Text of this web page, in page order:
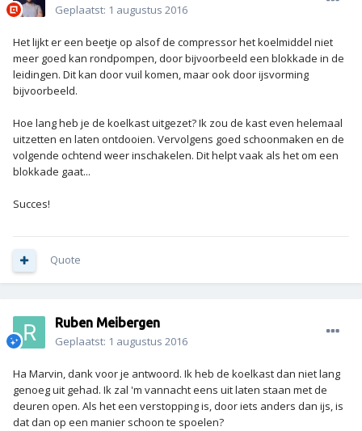
Geplaatst: 1 augustus 2016
Het lijkt er een beetje op alsof de compressor het koelmiddel niet
meer goed kan rondpompen, door bijvoorbeeld een blokkade in de
leidingen. Dit kan door vuil komen, maar ook door ijsvorming
bijvoorbeeld.
Hoe lang heb je de koelkast uitgezet? Ik zou de kast even helemaal
uitzetten en laten ontdooien. Vervolgens goed schoonmaken en de
volgende ochtend weer inschakelen. Dit helpt vaak als het om een
blokkade gaat...
Succes!
Quote
Ruben Meibergen
Geplaatst: 1 augustus 2016
Ha Marvin, dank voor je antwoord. Ik heb de koelkast dan niet lang
genoeg uit gehad. Ik zal 'm vannacht eens uit laten staan met de
deuren open. Als het een verstopping is, door iets anders dan ijs, is
dat dan op een manier schoon te spoelen?